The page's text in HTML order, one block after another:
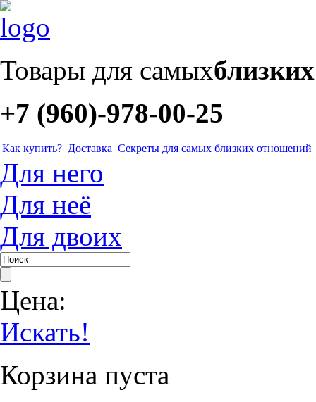
Товары для самых
+7 (960)-978-00-25
Как купить? Доставка Секреты для самых близких отношений
Для него
Для неё
Для двоих
Цена:
Искать!
Корзина пуста